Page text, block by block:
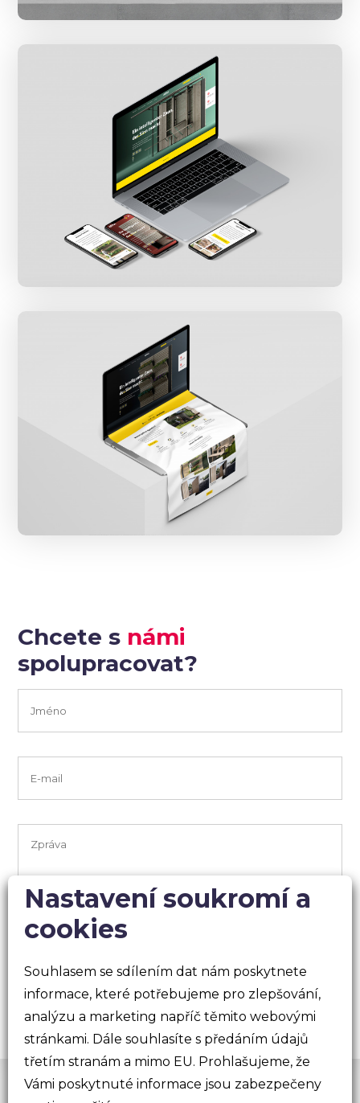
Chcete s námi
spolupracovat?
Nastavení soukromí a
cookies
Souhlasem se sdílením dat nám poskytnete
informace, které potřebujeme pro zlepšování,
analýzu a marketing napříč těmito webovými
stránkami. Dále souhlasíte s předáním údajů
třetím stranám a mimo EU. Prohlašujeme, že
Vámi poskytnuté informace jsou zabezpečeny